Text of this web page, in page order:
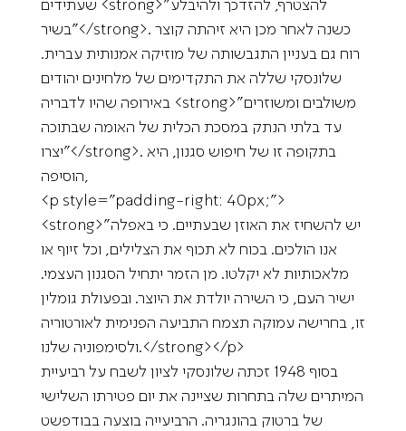
שעתידים <strong>”להצטרף, להזדכך ולהיבלע
בשיר”</strong>. כשנה לאחר מכן היא זיהתה קוצר
רוח גם בעניין התגבשותה של מוזיקה אמנותית עברית.
שלונסקי שללה את התקדימים של מלחינים יהודים
באירופה שהיו לדבריה <strong>”משולבים ומשוזרים
עד בלתי הנתק במסכת הכלית של האומה שבתוכה
יצרו”</strong>. בתקופה זו של חיפוש סגנון, היא
הוסיפה,
<p style=”padding-right: 40px;”>
<strong>”יש להשחיז את האוזן שבעתיים. כי באפלה
אנו הולכים. בכוח לא תכוף את הצלילים, וכל זיוף או
מלאכותיות לא יקלטו. מן הזמר יתחיל הסגנון העצמי.
ישיר העם, כי השירה יולדת את היוצר. ובפעולת גומלין
זו, בחרישה עמוקה תצמח התביעה הפנימית לאורטוריה
ולסימפוניה שלנו.</strong></p>
בסוף 1948 זכתה שלונסקי לציון לשבח על רביעיית
המיתרים שלה בתחרות שציינה את יום פטירתו השלישי
של ברטוק בהונגריה. הרביעייה בוצעה בבודפשט